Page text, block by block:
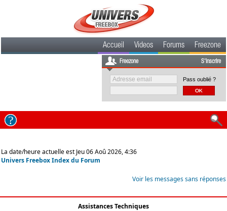
Accueil Videos Forums Freezone
Freezone S'inscrire
Pass oublié ?
La date/heure actuelle est Jeu 06 Aoû 2026, 4:36
Univers Freebox Index du Forum
Voir les messages sans réponses
Assistances Techniques